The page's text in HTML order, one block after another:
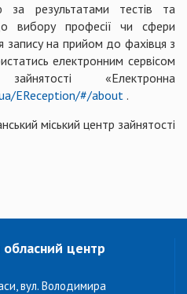
за результатами тестів та
вибору професії чи сфери
запису на прийом до фахівця з
електронним сервісом
«Електронна
EReception/#/about .
міський центр зайнятості
центр
вул. Володимира